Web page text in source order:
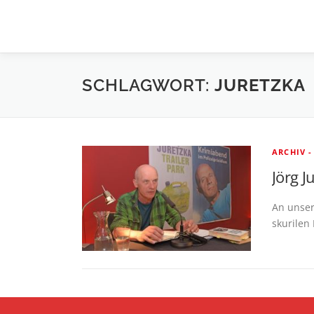
SCHLAGWORT: JURETZKA
ARCHIV -
Jörg
An
skurilen